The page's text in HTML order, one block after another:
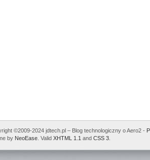
©2009-2024 jdtech.pl – Blog technologiczny o Aero2 -
by NeoEase . Valid XHTML 1.1 and CSS 3